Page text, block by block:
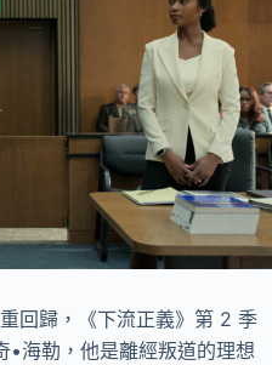
回歸，《下流正義》第 2 季
•海勒，他是離經叛道的理想